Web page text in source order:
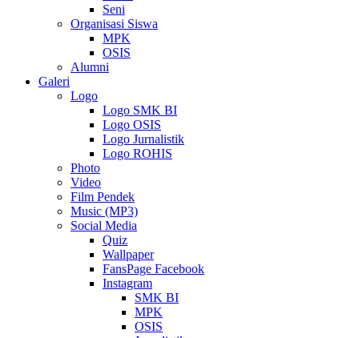
Seni
Organisasi Siswa
MPK
OSIS
Alumni
Galeri
Logo
Logo SMK BI
Logo OSIS
Logo Jurnalistik
Logo ROHIS
Photo
Video
Film Pendek
Music (MP3)
Social Media
Quiz
Wallpaper
FansPage Facebook
Instagram
SMK BI
MPK
OSIS